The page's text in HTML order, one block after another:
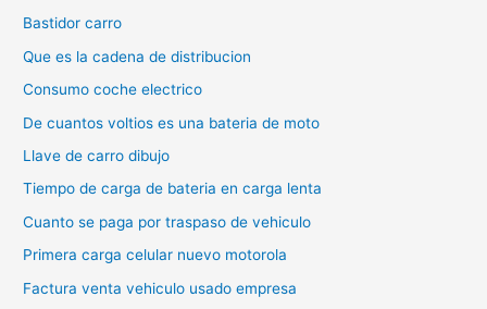
Bastidor carro
Que es la cadena de distribucion
Consumo coche electrico
De cuantos voltios es una bateria de moto
Llave de carro dibujo
Tiempo de carga de bateria en carga lenta
Cuanto se paga por traspaso de vehiculo
Primera carga celular nuevo motorola
Factura venta vehiculo usado empresa